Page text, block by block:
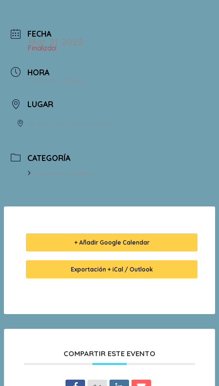
FECHA
Mar 31 2023
Finalizdo!
HORA
12:00 pm - 7:00 pm
LUGAR
Museo Casa de la Memoria
CATEGORÍA
Conmemoraciones
+ Añadir Google Calendar
Exportación + iCal / Outlook
COMPARTIR ESTE EVENTO